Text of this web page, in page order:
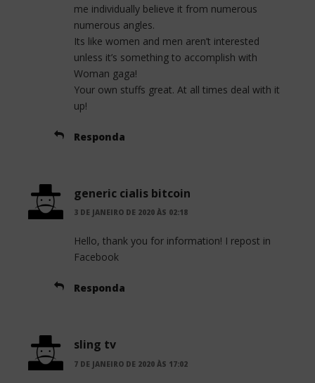
me individually believe it from numerous
numerous angles.
Its like women and men aren’t interested
unless it’s something to accomplish with
Woman gaga!
Your own stuffs great. At all times deal with it
up!
Responda
generic cialis bitcoin
3 DE JANEIRO DE 2020 ÀS 02:18
Hello, thank you for information! I repost in
Facebook
Responda
sling tv
7 DE JANEIRO DE 2020 ÀS 17:02